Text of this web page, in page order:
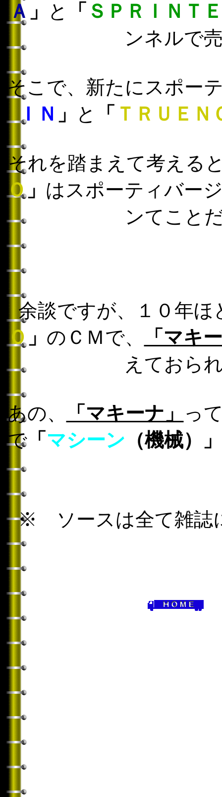
Ａ 」 と 「 ＳＰＲＩＮＴ
ンネルで
そこで、新たにスポー
ＩＮ 」 と 「 ＴＲＵＥＮ
それを踏まえて考える
Ｏ」 はスポーティバー
ンてこと
余談ですが、１０年ほ
Ｏ 」 のＣＭで、
「マキ
えておら
あの、 「マキーナ」
っ
で 「 マシーン （機械）」
※ ソースは全て雑誌